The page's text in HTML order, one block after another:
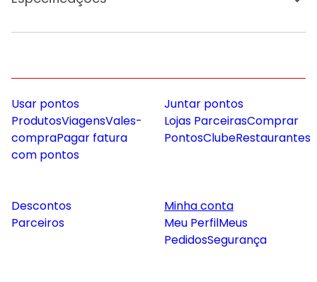
Usar pontos
ProdutosViagensVales-
compraPagar fatura
com pontos
Juntar pontos
Lojas ParceirasComprar
PontosClubeRestaurantes
Descontos
Parceiros
Minha conta
Meu PerfilMeus
PedidosSegurança